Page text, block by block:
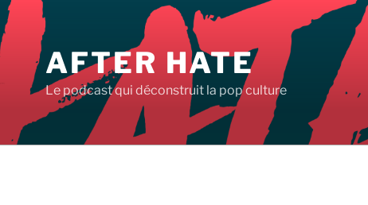
AFTER HATE
Le podcast qui déconstruit la pop culture